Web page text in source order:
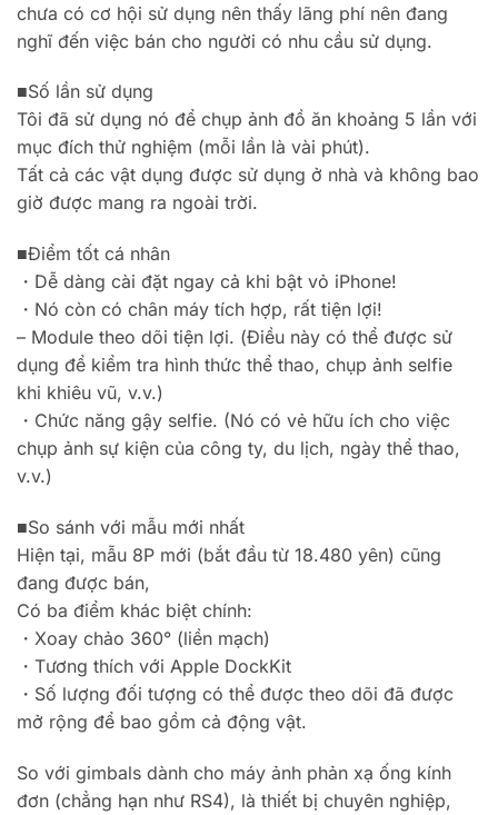
chưa có cơ hội sử dụng nên thấy lãng phí nên đang
nghĩ đến việc bán cho người có nhu cầu sử dụng.
■Số lần sử dụng
Tôi đã sử dụng nó để chụp ảnh đồ ăn khoảng 5 lần với
mục đích thử nghiệm (mỗi lần là vài phút).
Tất cả các vật dụng được sử dụng ở nhà và không bao
giờ được mang ra ngoài trời.
■Điểm tốt cá nhân
・Dễ dàng cài đặt ngay cả khi bật vỏ iPhone!
・Nó còn có chân máy tích hợp, rất tiện lợi!
– Module theo dõi tiện lợi. (Điều này có thể được sử
dụng để kiểm tra hình thức thể thao, chụp ảnh selfie
khi khiêu vũ, v.v.)
・Chức năng gậy selfie. (Nó có vẻ hữu ích cho việc
chụp ảnh sự kiện của công ty, du lịch, ngày thể thao,
v.v.)
■So sánh với mẫu mới nhất
Hiện tại, mẫu 8P mới (bắt đầu từ 18.480 yên) cũng
đang được bán,
Có ba điểm khác biệt chính:
・Xoay chảo 360° (liền mạch)
・Tương thích với Apple DockKit
・Số lượng đối tượng có thể được theo dõi đã được
mở rộng để bao gồm cả động vật.
So với gimbals dành cho máy ảnh phản xạ ống kính
đơn (chẳng hạn như RS4), là thiết bị chuyên nghiệp,